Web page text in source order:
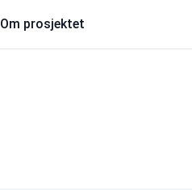
Om prosjektet